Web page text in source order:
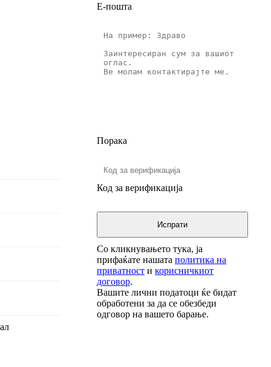
E-пошта
Порака
Код за верификација
Со кликнувањето тука, ја
прифаќате нашата политика на
приватност и корисничкиот
договор.
Вашите лични податоци ќе бидат
обработени за да се обезбеди
одговор на вашето барање.